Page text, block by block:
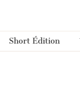
Short Édition